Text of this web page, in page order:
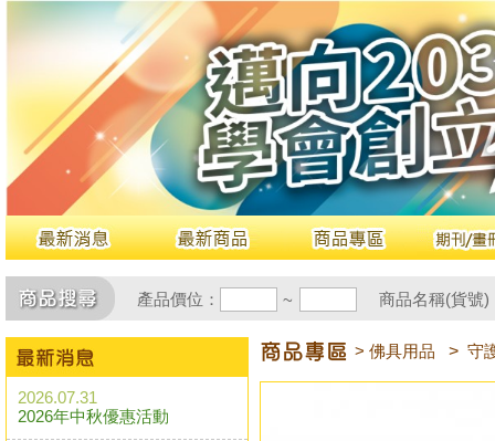
產品價位： ~ 商品名稱(貨號
2026.07.31
2026年中秋優惠活動
> 佛具用品 > 守